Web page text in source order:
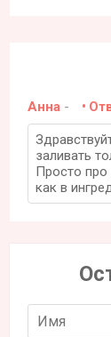
Анна -
заливать
Просто про
как в